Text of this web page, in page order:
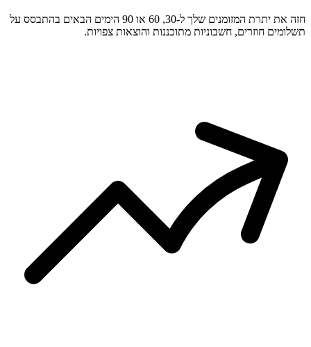
חזה את יתרת המזומנים שלך ל-30, 60 או 90 הימים הבאים בהתבסס על
תשלומים חוזרים, חשבוניות מתוכננות והוצאות צפויות.